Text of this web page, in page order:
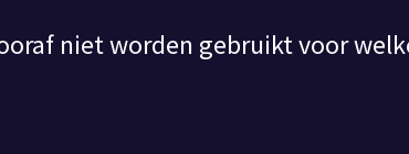
niet worden gebruikt voor